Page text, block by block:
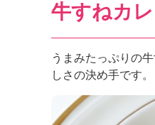
牛すねカ
うまみたっぷりの
しさの決め手です。